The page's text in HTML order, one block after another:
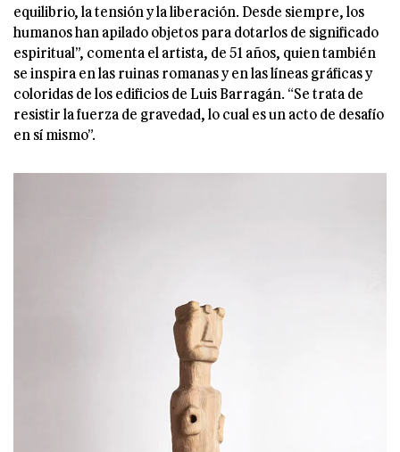
equilibrio, la tensión y la liberación. Desde siempre, los
humanos han apilado objetos para dotarlos de significado
espiritual”, comenta el artista, de 51 años, quien también
se inspira en las ruinas romanas y en las líneas gráficas y
coloridas de los edificios de Luis Barragán. “Se trata de
resistir la fuerza de gravedad, lo cual es un acto de desafío
en sí mismo”.